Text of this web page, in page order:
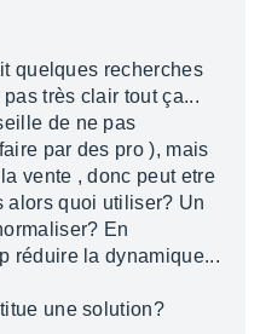
quelques recherches
très clair tout ça...
de ne pas
par des pro ), mais
vente , donc peut etre
alors quoi utiliser? Un
En
réduire la dynamique...
une solution?